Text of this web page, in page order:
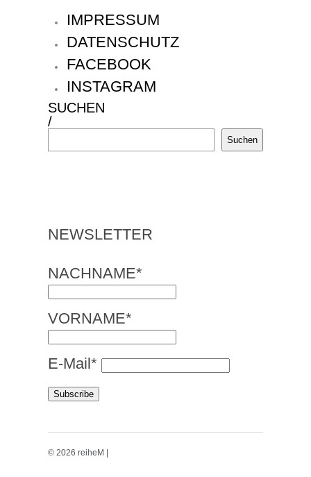
IMPRESSUM
DATENSCHUTZ
FACEBOOK
INSTAGRAM
SUCHEN
/
Suchen
NEWSLETTER
NACHNAME*
VORNAME*
E-Mail*
© 2026 reiheM |